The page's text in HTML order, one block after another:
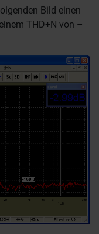
Bild einen
THD+N von –